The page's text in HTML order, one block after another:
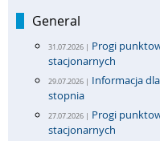
General
31.07.2026 | Progi
stacjonarnych
29.07.2026 | Informacja
stopnia
27.07.2026 | Progi
stacjonarnych